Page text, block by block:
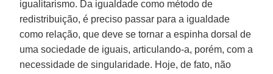
igualitarismo. Da igualdade como método de
redistribuição, é preciso passar para a igualdade
como relação, que deve se tornar a espinha dorsal de
uma sociedade de iguais, articulando-a, porém, com a
necessidade de singularidade. Hoje, de fato, não